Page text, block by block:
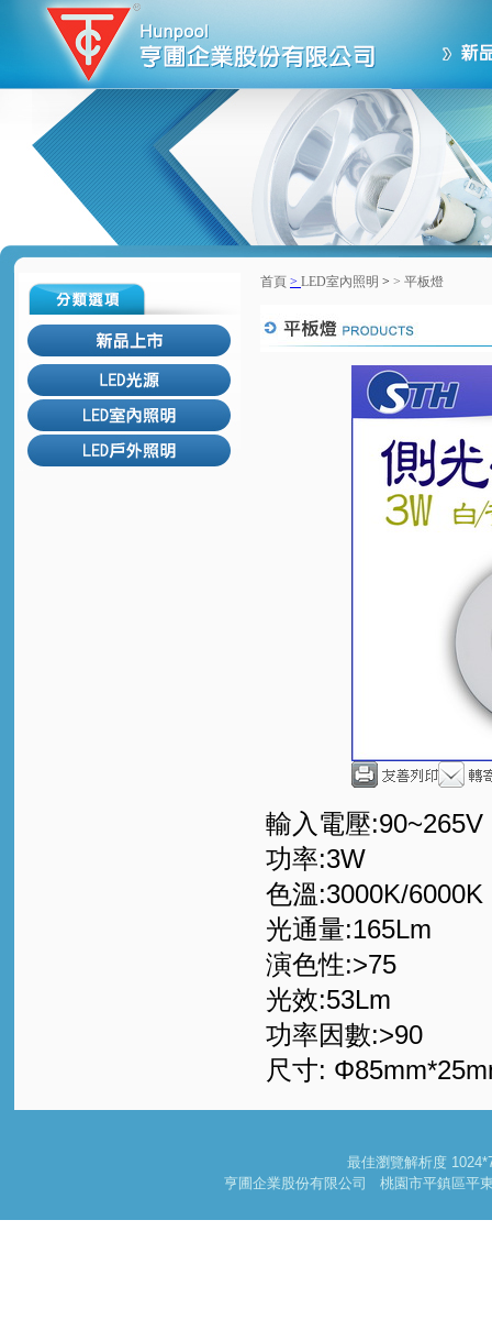
首頁 > LED室內照明 > > 平板燈
輸入電壓:90~265V
功率:3W
色溫:3000K/6000K
光通量:165Lm
演色性:>75
光效:53Lm
功率因數:>90
尺寸:
最佳瀏覽解析度
亨圃企業股份有限公司 桃園市平鎮區平